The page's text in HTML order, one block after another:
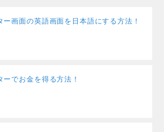
ー画面の英語画面を日本語にする方法！
ーでお金を得る方法！